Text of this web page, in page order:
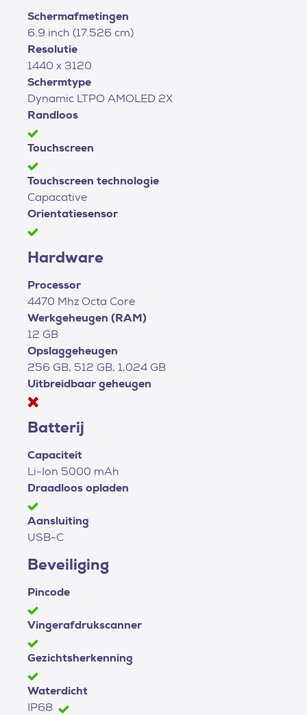
Schermafmetingen
6.9 inch (17.526 cm)
Resolutie
1440 x 3120
Schermtype
Dynamic LTPO AMOLED 2X
Randloos
Touchscreen
Touchscreen technologie
Capacative
Orientatiesensor
Hardware
Processor
4470 Mhz Octa Core
Werkgeheugen (RAM)
12 GB
Opslaggeheugen
256 GB, 512 GB, 1,024 GB
Uitbreidbaar geheugen
Batterij
Capaciteit
Li-Ion 5000 mAh
Draadloos opladen
Aansluiting
USB-C
Beveiliging
Pincode
Vingerafdrukscanner
Gezichtsherkenning
Waterdicht
IP68